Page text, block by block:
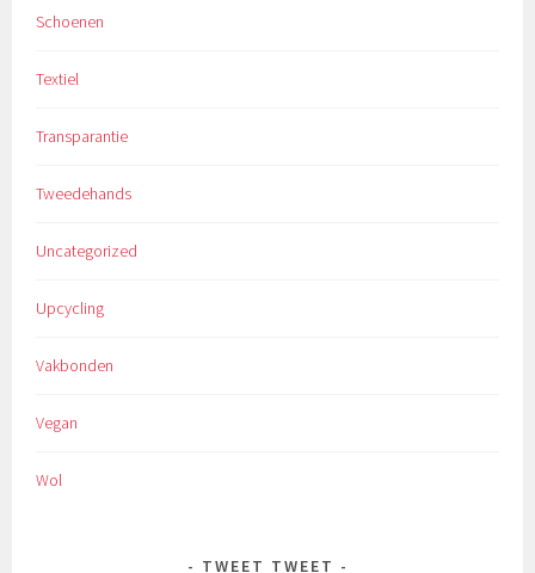
Schoenen
Textiel
Transparantie
Tweedehands
Uncategorized
Upcycling
Vakbonden
Vegan
Wol
TWEET TWEET